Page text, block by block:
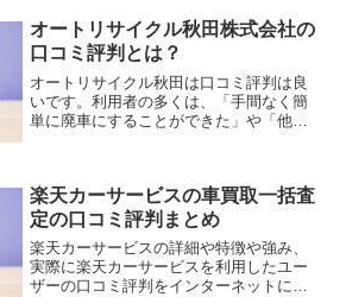
オートリサイクル秋田株式会社の
口コミ評判とは？
オートリサイクル秋田は口コミ評判は良
いです。利用者の多くは、「手間なく簡
単に廃車にすることができた」や「他社
面倒な廃車手続きまで代行で行ってくれ
るので手間なく車を売ることができてい
ます。
楽天カーサービスの車買取一括査
定の口コミ評判まとめ
楽天カーサービスの詳細や特徴や強み、
実際に楽天カーサービスを利用したユー
ザーの口コミ評判をインターネットにて